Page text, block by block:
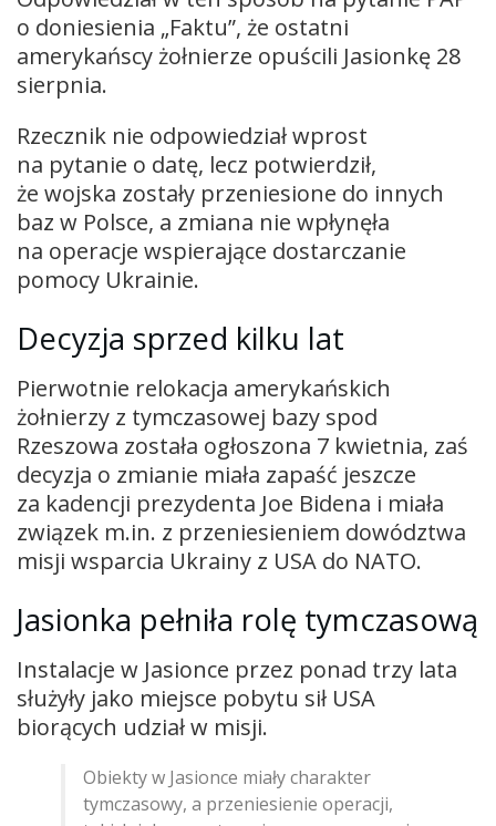
o doniesienia „Faktu”, że ostatni
amerykańscy żołnierze opuścili Jasionkę 28
sierpnia.
Rzecznik nie odpowiedział wprost
na pytanie o datę, lecz potwierdził,
że wojska zostały przeniesione do innych
baz w Polsce, a zmiana nie wpłynęła
na operacje wspierające dostarczanie
pomocy Ukrainie.
Decyzja sprzed kilku lat
Pierwotnie relokacja amerykańskich
żołnierzy z tymczasowej bazy spod
Rzeszowa została ogłoszona 7 kwietnia, zaś
decyzja o zmianie miała zapaść jeszcze
za kadencji prezydenta Joe Bidena i miała
związek m.in. z przeniesieniem dowództwa
misji wsparcia Ukrainy z USA do NATO.
Jasionka pełniła rolę tymczasową
Instalacje w Jasionce przez ponad trzy lata
służyły jako miejsce pobytu sił USA
biorących udział w misji.
Obiekty w Jasionce miały charakter
tymczasowy, a przeniesienie operacji,